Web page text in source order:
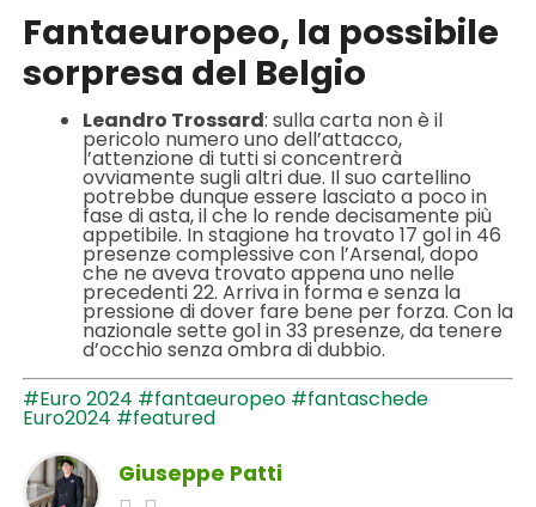
Fantaeuropeo, la possibile
sorpresa del Belgio
Leandro Trossard: sulla carta non è il
pericolo numero uno dell’attacco,
l’attenzione di tutti si concentrerà
ovviamente sugli altri due. Il suo cartellino
potrebbe dunque essere lasciato a poco in
fase di asta, il che lo rende decisamente più
appetibile. In stagione ha trovato 17 gol in 46
presenze complessive con l’Arsenal, dopo
che ne aveva trovato appena uno nelle
precedenti 22. Arriva in forma e senza la
pressione di dover fare bene per forza. Con la
nazionale sette gol in 33 presenze, da tenere
d’occhio senza ombra di dubbio.
#Euro 2024 #fantaeuropeo #fantaschede
Euro2024 #featured
Giuseppe Patti